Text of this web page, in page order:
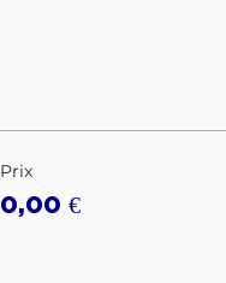
Prix
0,00 €